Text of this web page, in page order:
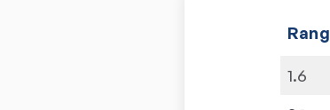
Rang
1.6